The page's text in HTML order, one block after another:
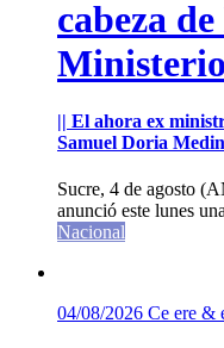
cabeza
|| El ahora ex
Samuel Doria
Sucre, 4 de agosto
anunció este lunes
Nacional
04/08/2026 Ce ere &